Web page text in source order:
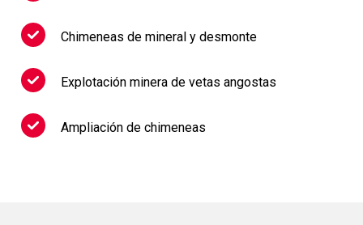
Chimeneas de mineral y desmonte
Explotación minera de vetas angostas
Ampliación de chimeneas